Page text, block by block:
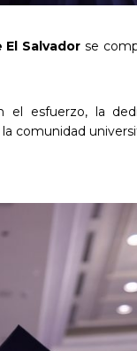
El Salvador se
el esfuerzo, la
comunidad